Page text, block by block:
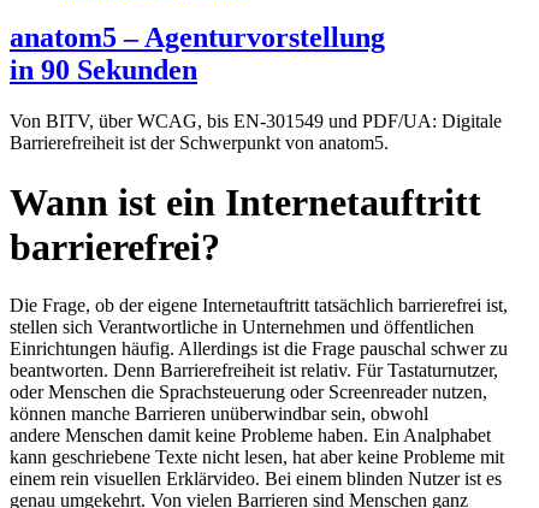
anatom5 – Agenturvorstellung
in 90 Sekunden
Von BITV, über WCAG, bis EN-301549 und PDF/UA: Digitale
Barrierefreiheit ist der Schwerpunkt von anatom5.
Wann ist ein Internetauftritt
barrierefrei?
Die Frage, ob der eigene Internetauftritt tatsächlich barrierefrei ist,
stellen sich Verantwortliche in Unternehmen und öffentlichen
Einrichtungen häufig. Allerdings ist die Frage pauschal schwer zu
beantworten. Denn Barrierefreiheit ist relativ. Für Tastaturnutzer,
oder Menschen die Sprachsteuerung oder Screenreader nutzen,
können manche Barrieren unüberwindbar sein, obwohl
andere Menschen damit keine Probleme haben. Ein Analphabet
kann geschriebene Texte nicht lesen, hat aber keine Probleme mit
einem rein visuellen Erklärvideo. Bei einem blinden Nutzer ist es
genau umgekehrt. Von vielen Barrieren sind Menschen ganz